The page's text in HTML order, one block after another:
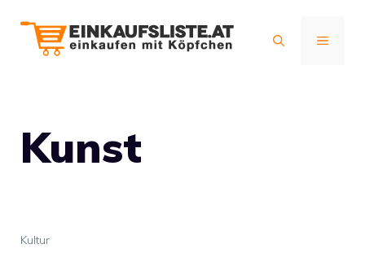
Inhalt
MENÜ
Kunst
Kultur